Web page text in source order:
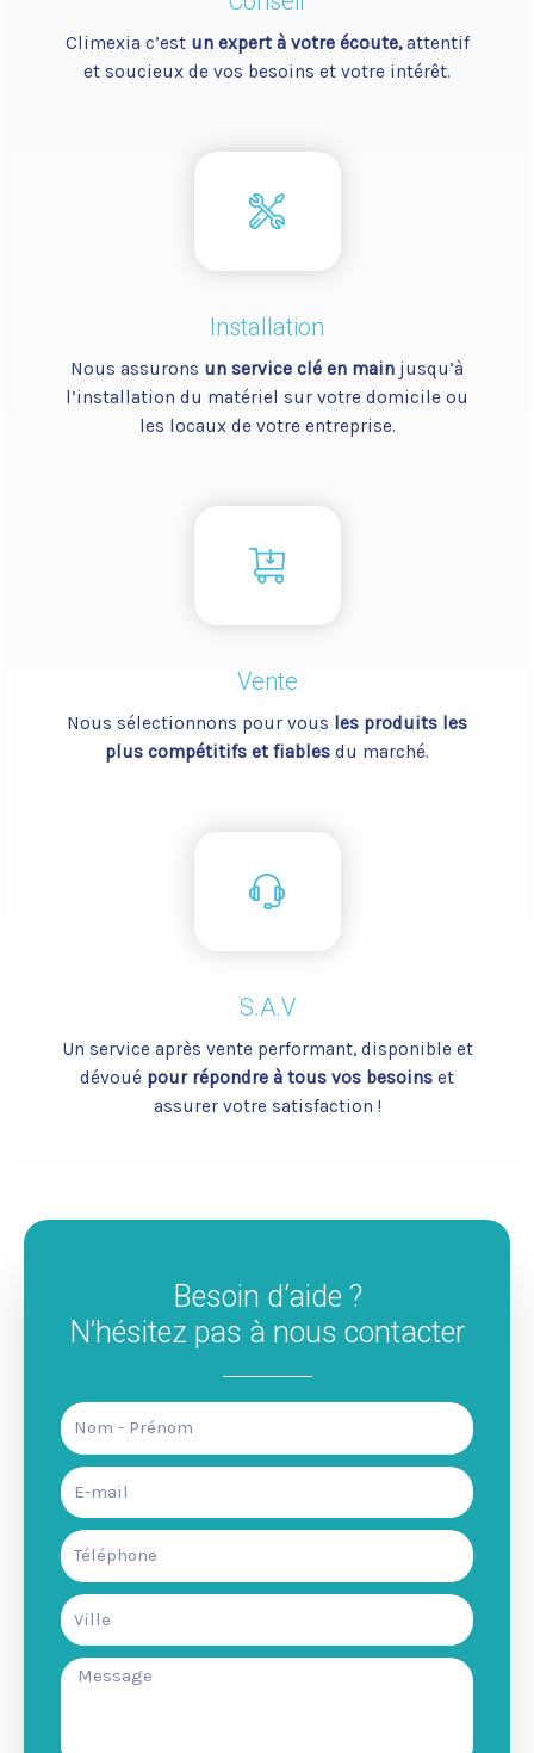
Climexia c’est un expert à votre écoute,attentif
et soucieux de vos besoins et votre intérêt.
Installation
Nous assurons un service clé en main jusqu’à
l’installation du matériel sur votre domicile ou
les locaux de votre entreprise.
Vente
Nous sélectionnons pour vous les produits les
plus compétitifs et fiables du marché.
S.A.V
Un service après vente performant, disponible et
dévoué pour répondre à tous vos besoins et
assurer votre satisfaction !
Besoin d‘aide ?
N’hésitez pas à nous contacter